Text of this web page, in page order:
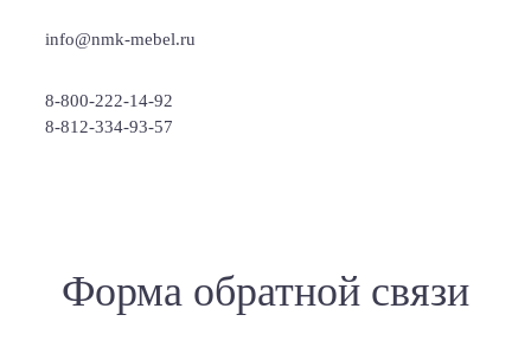
info@nmk-mebel.ru
8-800-222-14-92
8-812-334-93-57
Форма обратной связи